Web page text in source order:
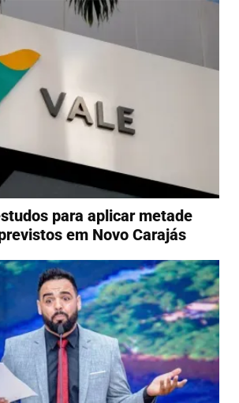
para aplicar metade
em Novo Carajás